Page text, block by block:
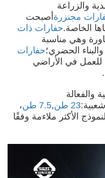
والزراعة
مجنزرة أصبحت
الخاصة.حفارات ذات
وهي مناسبة
الحضري؛حفارات
للعمل في الأراضي
والفعالة
23 طن ,7.5 طن
،
الأكثر ملاءمة وفقًا